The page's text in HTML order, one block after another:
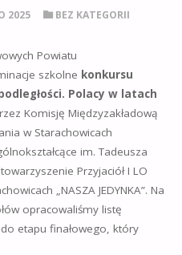
2025 BEZ KATEGORII
Powiatu
szkolne konkursu
Polacy w latach
Komisję Międzyzakładową
w Starachowicach
im. Tadeusza
Przyjaciół I LO
„NASZA JEDYNKA”. Na
opracowaliśmy listę
etapu finałowego, który